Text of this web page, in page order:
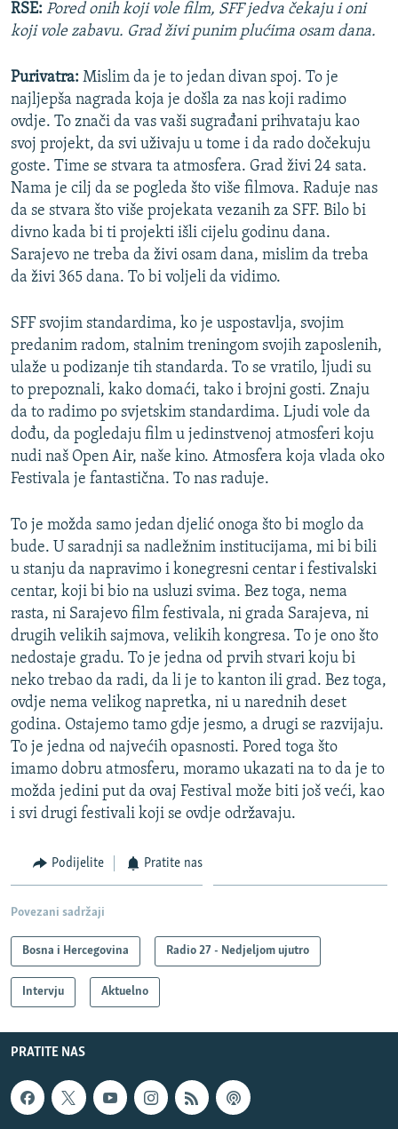
RSE: Pored onih koji vole film, SFF jedva čekaju i oni
koji vole zabavu. Grad živi punim plućima osam dana.
Purivatra: Mislim da je to jedan divan spoj. To je
najljepša nagrada koja je došla za nas koji radimo
ovdje. To znači da vas vaši sugrađani prihvataju kao
svoj projekt, da svi uživaju u tome i da rado dočekuju
goste. Time se stvara ta atmosfera. Grad živi 24 sata.
Nama je cilj da se pogleda što više filmova. Raduje nas
da se stvara što više projekata vezanih za SFF. Bilo bi
divno kada bi ti projekti išli cijelu godinu dana.
Sarajevo ne treba da živi osam dana, mislim da treba
da živi 365 dana. To bi voljeli da vidimo.
SFF svojim standardima, ko je uspostavlja, svojim
predanim radom, stalnim treningom svojih zaposlenih,
ulaže u podizanje tih standarda. To se vratilo, ljudi su
to prepoznali, kako domaći, tako i brojni gosti. Znaju
da to radimo po svjetskim standardima. Ljudi vole da
dođu, da pogledaju film u jedinstvenoj atmosferi koju
nudi naš Open Air, naše kino. Atmosfera koja vlada oko
Festivala je fantastična. To nas raduje.
To je možda samo jedan djelić onoga što bi moglo da
bude. U saradnji sa nadležnim institucijama, mi bi bili
u stanju da napravimo i konegresni centar i festivalski
centar, koji bi bio na usluzi svima. Bez toga, nema
rasta, ni Sarajevo film festivala, ni grada Sarajeva, ni
drugih velikih sajmova, velikih kongresa. To je ono što
nedostaje gradu. To je jedna od prvih stvari koju bi
neko trebao da radi, da li je to kanton ili grad. Bez toga,
ovdje nema velikog napretka, ni u narednih deset
godina. Ostajemo tamo gdje jesmo, a drugi se razvijaju.
To je jedna od najvećih opasnosti. Pored toga što
imamo dobru atmosferu, moramo ukazati na to da je to
možda jedini put da ovaj Festival može biti još veći, kao
i svi drugi festivali koji se ovdje održavaju.
Podijelite Pratite nas
Povezani sadržaji
Bosna i Hercegovina Radio 27 - Nedjeljom ujutro
Intervju Aktuelno
PRATITE NAS